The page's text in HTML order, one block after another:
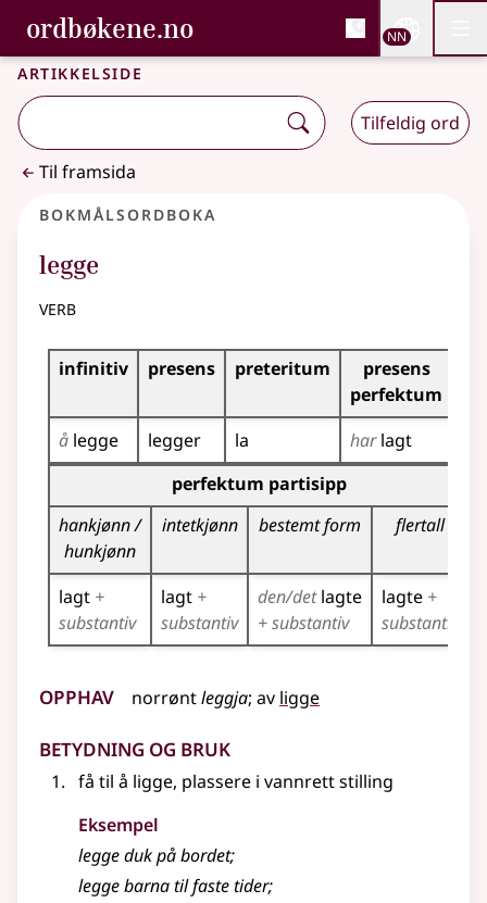
Gå til hovudinnhald
Tilgjenge
ordbøkene.no, Bokmålsordboka og
Bokmålsordboka og Nynorskordboka
NN
Artikkelside
Tilfeldig ord
Til framsida
Bokmålsordboka
legge
verb
Bøyingstabell for dette verbet
infinitiv presens preteritum
presens
perfektum
å legge legger la harlagt
Bøyingstabell for dette verbet (partisippformer)
perfektum partisipp
hankjønn /
hunkjønn
intetkjønn bestemt form flertall
lagt +
substantiv
lagt +
substantiv
den/detlagte
+ substantiv
lagte +
substantiv
Opphav norrøntleggja; av ligge
Betydning og bruk
få til å ligge, plassere i vannrett stilling
Eksempel
leggeduk på bordet;
leggebarna til faste tider;